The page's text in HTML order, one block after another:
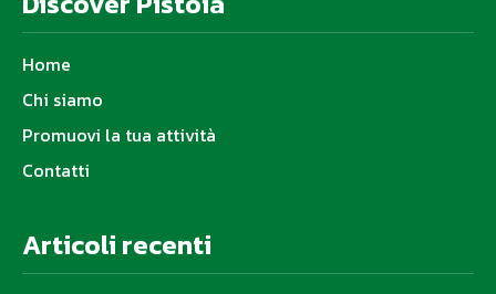
Home
Chi siamo
Promuovi la tua attività
Contatti
Articoli recenti